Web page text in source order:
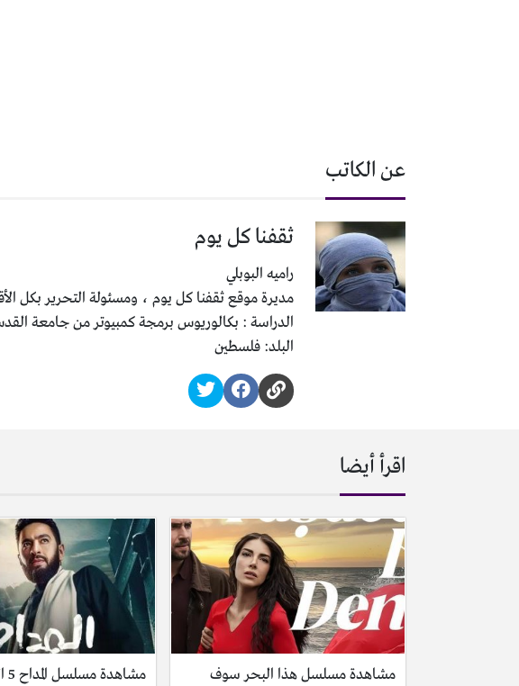
عن الكاتب
ثقفنا كل يوم
راميه البوبلي
مديرة موقع ثقفنا كل يوم ، ومسئولة التحرير بكل
الدراسة : بكالوريوس برمجة كمبيوتر من جامعة
البلد: فلسطين
اقرأ أيضا
مشاهدة مسلسل هذا البحر سوف